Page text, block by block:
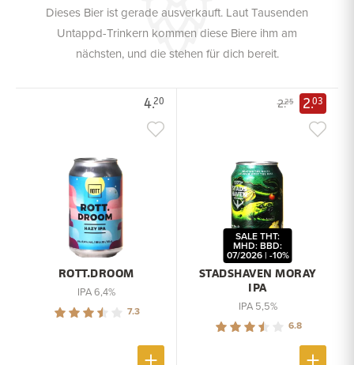
Dieses Bier ist gerade ausverkauft. Laut Tausenden
Untappd-Trinkern kommen diese Biere ihm am
nächsten, und die stehen für dich bereit.
4.20
ROTT.DROOM
IPA 6,4%
7.3
2.25 2.03
STADSHAVEN MORAY
IPA
SALE THT:
MHD: BBD:
07/2026 | -10%
IPA 5,5%
6.8